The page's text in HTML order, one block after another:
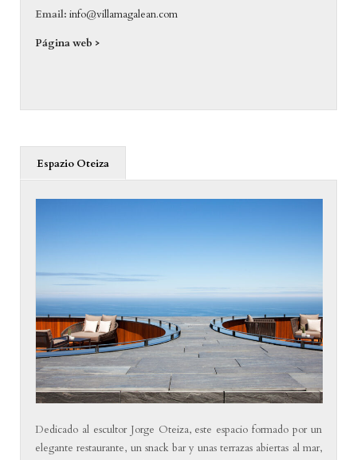
Email: info@villamagalean.com
Página web >
Espazio Oteiza
Dedicado al escultor Jorge Oteiza, este espacio formado por un
elegante restaurante, un snack bar y unas terrazas abiertas al mar,